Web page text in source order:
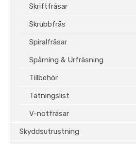
Skriftfräsar
Skrubbfräs
Spiralfräsar
Spårning & Urfräsning
Tillbehör
Tätningslist
V-notfräsar
Skyddsutrustning